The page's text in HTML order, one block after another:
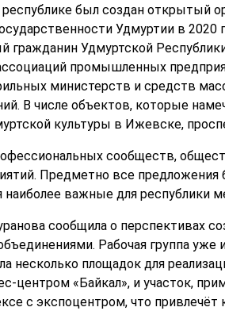
был создан открытый
Удмуртии в 2020
гражданин Удмуртской
промышленных
министерств и средств
В числе объектов, которые
культуры в Ижевске,
сообществ,
Предметно все
наиболее важные для республики
сообщила о перспективах
Рабочая группа уже
несколько площадок для
центром «Байкал», и участок,
с экспоцентром, что привлечёт